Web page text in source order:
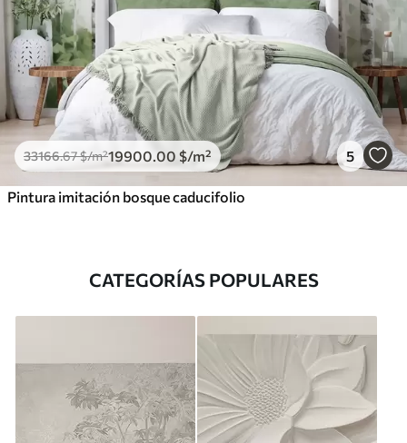
33166.67$/m²19900.00 $/m² 5
Pintura imitación bosque caducifolio
CATEGORÍAS POPULARES